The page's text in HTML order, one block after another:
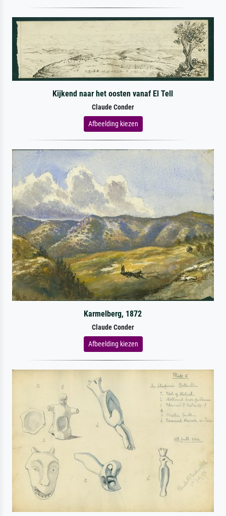
Kijkend naar het oosten vanaf El Tell
Claude Conder
Afbeelding kiezen
Karmelberg, 1872
Claude Conder
Afbeelding kiezen